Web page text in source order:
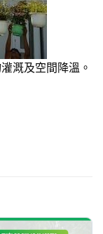
溉及空間降溫。